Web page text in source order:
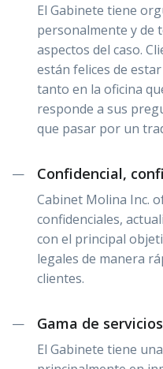
El Gabinete tiene
personalmente y de
aspectos del caso.
están felices de
tanto en la oficina
responde a sus
que pasar por un
— Confidencial,
Cabinet Molina Inc.
confidenciales,
con el principal
legales de manera
clientes.
— Gama de servicios
El Gabinete tiene